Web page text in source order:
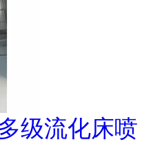
级流化床喷